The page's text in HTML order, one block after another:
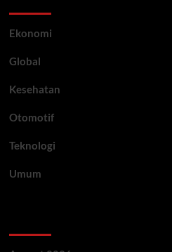
Ekonomi
Global
Kesehatan
Otomotif
Teknologi
Umum